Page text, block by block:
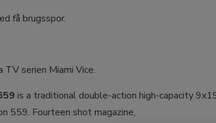
få brugsspor.
serien Miami Vice.
is a traditional double-action high-capacity
559. Fourteen shot magazine,